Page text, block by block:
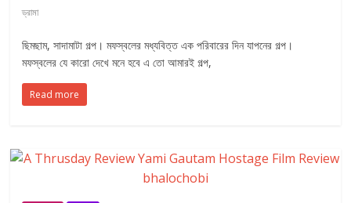
ড্রামা
ছিমছাম, সাদামাটা গল্প। মফস্বলের মধ্যবিত্ত এক পরিবারের দিন যাপনের গল্প।
মফস্বলের যে কারো দেখে মনে হবে এ তো আমারই গল্প,
Read more